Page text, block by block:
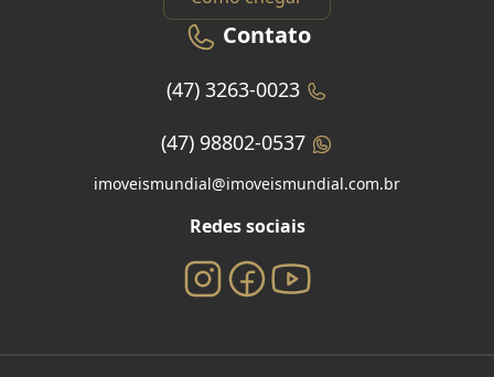
Contato
(47) 3263-0023
(47) 98802-0537
imoveismundial@imoveismundial.com.br
Redes sociais